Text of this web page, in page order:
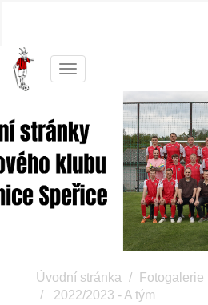
Menu
Úvodní stránka
Fotogalerie
2022/2023 - A tým